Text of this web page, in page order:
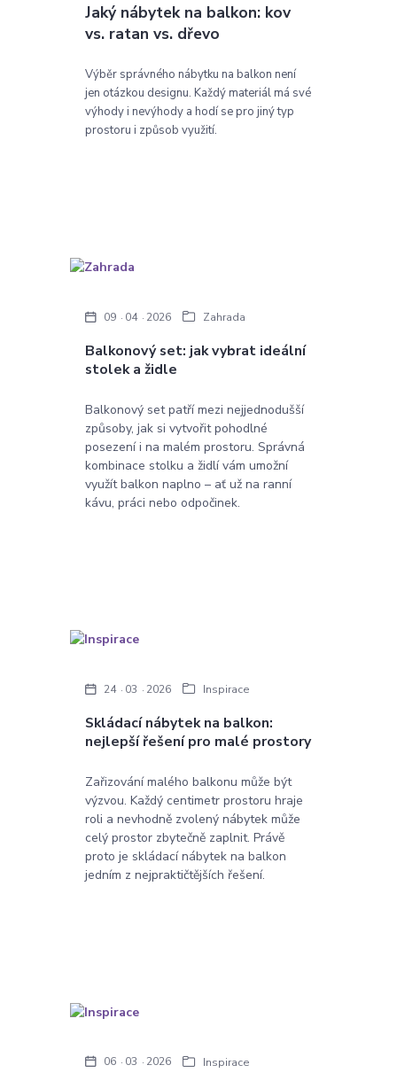
Jaký nábytek na balkon: kov
vs. ratan vs. dřevo
Výběr správného nábytku na balkon není
jen otázkou designu. Každý materiál má své
výhody i nevýhody a hodí se pro jiný typ
prostoru i způsob využití.
Balkonový set: jak vybrat ideální
stolek a židle
09 04 2026 Zahrada
Balkonový set patří mezi nejjednodušší
způsoby, jak si vytvořit pohodlné
posezení i na malém prostoru. Správná
kombinace stolku a židlí vám umožní
využít balkon naplno – ať už na ranní
kávu, práci nebo odpočinek.
Skládací nábytek na balkon:
nejlepší řešení pro malé prostory
24 03 2026 Inspirace
Zařizování malého balkonu může být
výzvou. Každý centimetr prostoru hraje
roli a nevhodně zvolený nábytek může
celý prostor zbytečně zaplnit. Právě
proto je skládací nábytek na balkon
jedním z nejpraktičtějších řešení.
06 03 2026 Inspirace